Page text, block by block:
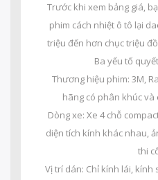
Trước khi xem bảng giá,
phim cách nhiệt ô tô lại
triệu đến hơn chục triệu
Ba yếu tố
Thương hiệu phim: 3M,
hãng có phân khúc và
Dòng xe: Xe 4 chỗ
diện tích kính khác nhau,
thi
Vị trí dán: Chỉ kính lái,